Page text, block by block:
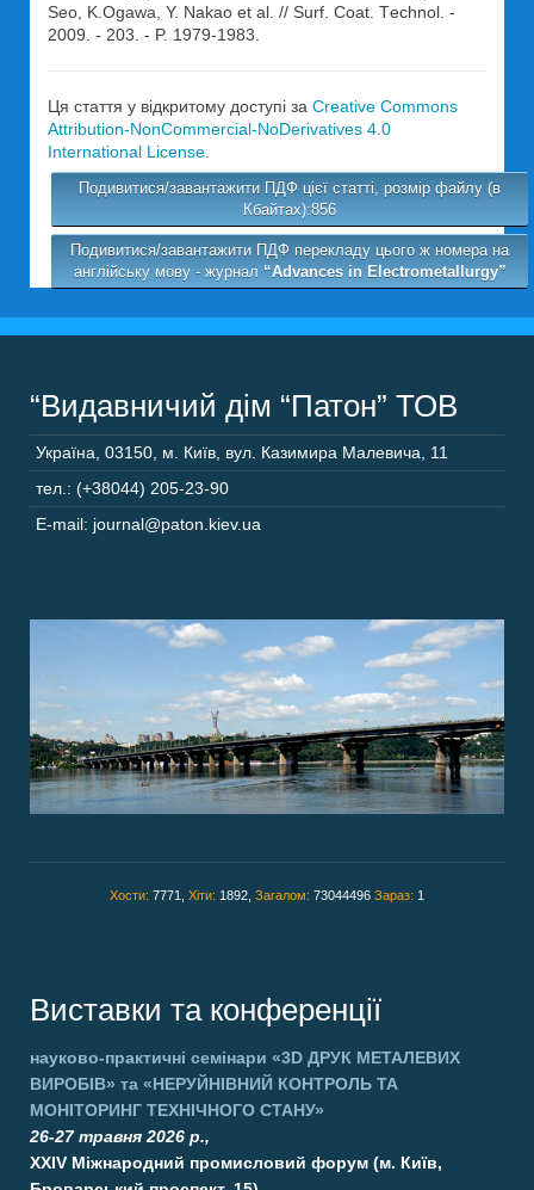
Seo, K.Ogawa, Y. Nakao et al. // Surf. Сoat. Тechnol. -
2009. - 203. - P. 1979-1983.
Ця стаття у відкритому доступі за Creative Commons
Attribution-NonCommercial-NoDerivatives 4.0
International License
Подивитися/завантажити ПДФ цієї статті, розмір файлу (в
Кбайтах):856
Подивитися/завантажити ПДФ перекладу цього ж номера на
англійську мову - журнал “Advances in Electrometallurgy”
“Видавничий дім “Патон” ТОВ
Україна 03150 м. Київ, вул. Казимира Малевича, 11
тел.: (+38044) 205-23-90
E-mail: journal@paton.kiev.ua
Хости: 7771, Хіти: 1892, Загалом: 73044496 Зараз: 1
Виставки та конференції
науково-практичні семінари «3D ДРУК МЕТАЛЕВИХ
ВИРОБІВ» та «НЕРУЙНІВНИЙ КОНТРОЛЬ ТА
МОНІТОРИНГ ТЕХНІЧНОГО СТАНУ»
26-27 травня 2026 р.,
XXIV Міжнародний промисловий форум (м. Київ,